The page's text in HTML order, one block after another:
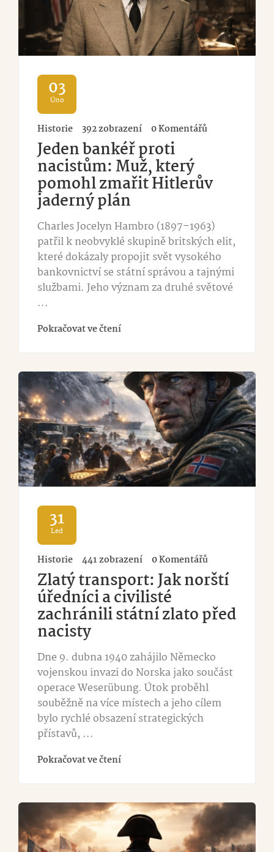
03
Úno
Historie 392 zobrazení 0 Komentářů
Jeden bankéř proti
nacistům: Muž, který
pomohl zmařit Hitlerův
jaderný plán
Charles Jocelyn Hambro (1897–1963)
patřil k neobvyklé skupině britských elit,
které dokázaly propojit svět vysokého
bankovnictví se státní správou a tajnými
službami. Jeho význam za druhé světové
...
Pokračovat ve čtení
31
Led
Historie 441 zobrazení 0 Komentářů
Zlatý transport: Jak norští
úředníci a civilisté
zachránili státní zlato před
nacisty
Dne 9. dubna 1940 zahájilo Německo
vojenskou invazi do Norska jako součást
operace Weserübung. Útok proběhl
souběžně na více místech a jeho cílem
bylo rychlé obsazení strategických
přístavů, ...
Pokračovat ve čtení